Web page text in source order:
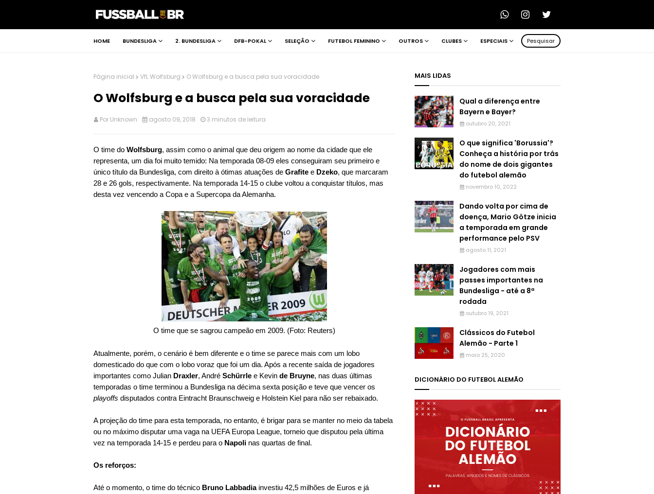
HOME BUNDESLIGA 2. BUNDESLIGA DFB-POKAL SELEÇÃO FUTEBOL FEMININO OUTROS CLUBES ESPECIAIS Pesquisar
Página inicial VfL Wolfsburg O Wolfsburg e a busca pela sua voracidade
O Wolfsburg e a busca pela sua voracidade
Por Unknown agosto 09, 2018 3 minutos de leitura
O time do Wolfsburg, assim como o animal que deu origem ao nome da cidade que ele
representa, um dia foi muito temido: Na temporada 08-09 eles conseguiram seu primeiro e
único título da Bundesliga, com direito à ótimas atuações de Grafite e Dzeko, que marcaram
28 e 26 gols, respectivamente. Na temporada 14-15 o clube voltou a conquistar títulos, mas
desta vez vencendo a Copa e a Supercopa da Alemanha.
O time que se sagrou campeão em 2009. (Foto: Reuters)
Atualmente, porém, o cenário é bem diferente e o time se parece mais com um lobo
domesticado do que com o lobo voraz que foi um dia. Após a recente saída de jogadores
importantes como Julian Draxler, André Schürrle e Kevin de Bruyne, nas duas últimas
temporadas o time terminou a Bundesliga na décima sexta posição e teve que vencer os
playoffs disputados contra Eintracht Braunschweig e Holstein Kiel para não ser rebaixado.
A projeção do time para esta temporada, no entanto, é brigar para se manter no meio da tabela
ou no máximo disputar uma vaga na UEFA Europa League, torneio que disputou pela última
vez na temporada 14-15 e perdeu para o Napoli nas quartas de final.
Os reforços:
Até o momento, o time do técnico Bruno Labbadiainvestiu 42,5 milhões de Euros e já
MAIS LIDAS
Qual a diferença entre
Bayern e Bayer?
outubro 20, 2021
O que significa 'Borussia'?
Conheça a história por trás
do nome de dois gigantes
do futebol alemão
novembro 10, 2022
Dando volta por cima de
doença, Mario Götze inicia
a temporada em grande
performance pelo PSV
agosto 11, 2021
Jogadores com mais
passes importantes na
Bundesliga - até a 8ª
rodada
outubro 19, 2021
Clássicos do Futebol
Alemão - Parte 1
maio 25, 2020
DICIONÁRIO DO FUTEBOL ALEMÃO